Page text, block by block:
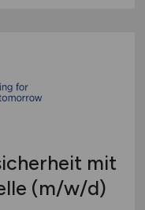
mit
(m/w/d)